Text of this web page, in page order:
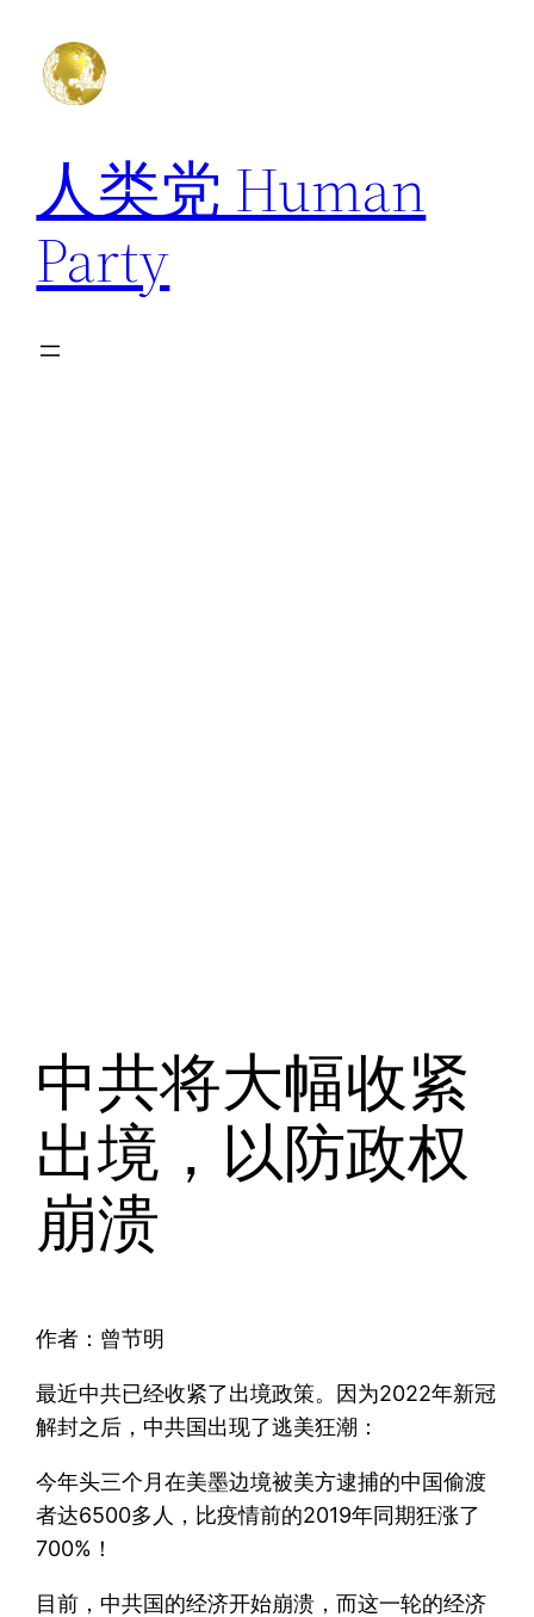
人类党 Human
Party
中共将大幅收紧
出境，以防政权
崩溃
作者：曾节明
最近中共已经收紧了出境政策。因为2022年新冠
解封之后，中共国出现了逃美狂潮：
今年头三个月在美墨边境被美方逮捕的中国偷渡
者达6500多人，比疫情前的2019年同期狂涨了
700%！
目前，中共国的经济开始崩溃，而这一轮的经济